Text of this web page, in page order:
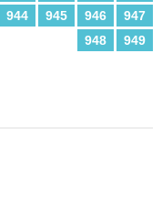
944 945 946
947
948
949